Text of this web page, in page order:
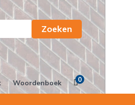
Zoeken
naar:
Woordenboek 0